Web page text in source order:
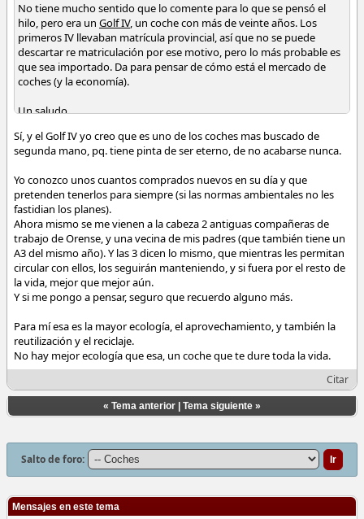
No tiene mucho sentido que lo comente para lo que se pensó el
hilo, pero era un Golf IV, un coche con más de veinte años. Los
primeros IV llevaban matrícula provincial, así que no se puede
descartar re matriculación por ese motivo, pero lo más probable es
que sea importado. Da para pensar de cómo está el mercado de
coches (y la economía).
Un saludo.
Sí, y el Golf IV yo creo que es uno de los coches mas buscado de
segunda mano, pq. tiene pinta de ser eterno, de no acabarse nunca.
Yo conozco unos cuantos comprados nuevos en su día y que
pretenden tenerlos para siempre (si las normas ambientales no les
fastidian los planes).
Ahora mismo se me vienen a la cabeza 2 antiguas compañeras de
trabajo de Orense, y una vecina de mis padres (que también tiene un
A3 del mismo año). Y las 3 dicen lo mismo, que mientras les permitan
circular con ellos, los seguirán manteniendo, y si fuera por el resto de
la vida, mejor que mejor aún.
Y si me pongo a pensar, seguro que recuerdo alguno más.
Para mí esa es la mayor ecología, el aprovechamiento, y también la
reutilización y el reciclaje.
No hay mejor ecología que esa, un coche que te dure toda la vida.
Citar
« Tema anterior Tema siguiente »
Salto de foro:
Mensajes en este tema